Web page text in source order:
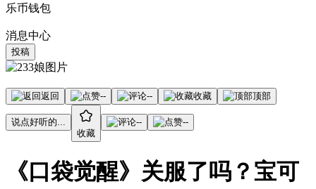
乐币钱包
消息中心
投稿
返回 -- -- 收藏 顶部
说点好听的...
收藏
-- --
《口袋觉醒》关服了吗？宝可